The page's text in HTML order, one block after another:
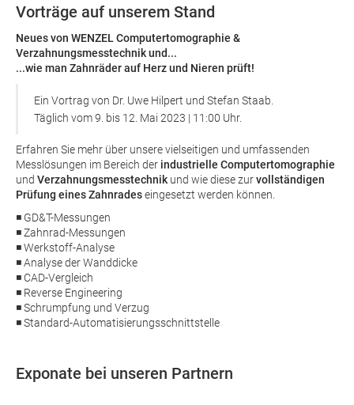
Vorträge auf unserem Stand
Neues von WENZEL Computertomographie &
Verzahnungsmesstechnik und...
...wie man Zahnräder auf Herz und Nieren prüft!
Ein Vortrag von Dr. Uwe Hilpert und Stefan Staab.
Täglich vom 9. bis 12. Mai 2023 | 11:00 Uhr.
Erfahren Sie mehr über unsere vielseitigen und umfassenden
Messlösungen im Bereich der industrielle Computertomographie
und Verzahnungsmesstechnik und wie diese zurvollständigen
Prüfung eines Zahnradeseingesetzt werden können.
◾ GD&T-Messungen
◾ Zahnrad-Messungen
◾ Werkstoff-Analyse
◾ Analyse der Wanddicke
◾ CAD-Vergleich
◾ Reverse Engineering
◾ Schrumpfung und Verzug
◾ Standard-Automatisierungsschnittstelle
Exponate bei unseren Partnern